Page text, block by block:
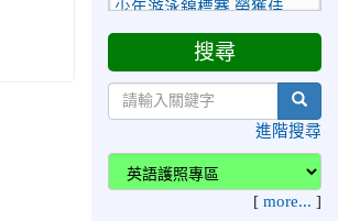
績！
2026-07-08
榮譽
校跆拳道隊參加115年第十
八屆全國跆拳道品勢錦標賽
榮獲佳績！
檢送「花蓮縣
115學年度推動國民中學充
實校安人力聯合甄選簡章」
1份，敬請協助公告周知，
搜尋
進階搜尋
[ more... ]